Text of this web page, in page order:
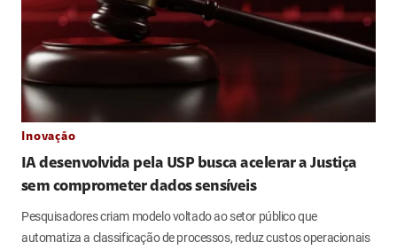
Inovação
IA desenvolvida pela USP busca acelerar a Justiça
sem comprometer dados sensíveis
Pesquisadores criam modelo voltado ao setor público que
automatiza a classificação de processos, reduz custos operacionais